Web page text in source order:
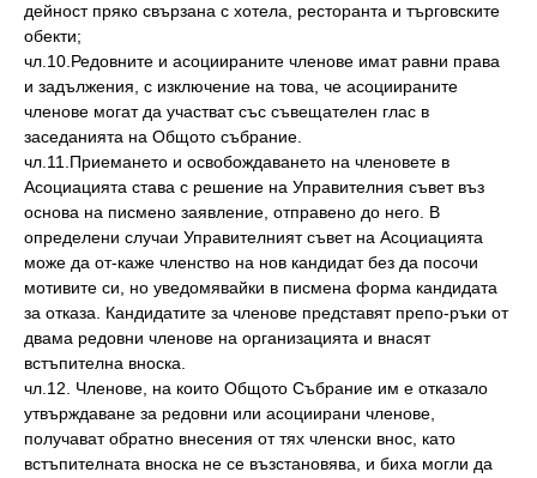
дейност пряко свързана с хотела, ресторанта и търговските
обекти;
чл.10.Редовните и асоциираните членове имат равни права
и задължения, с изключение на това, че асоциираните
членове могат да участват със съвещателен глас в
заседанията на Общото събрание.
чл.11.Приемането и освобождаването на членовете в
Асоциацията става с решение на Управителния съвет въз
основа на писмено заявление, отправено до него. В
определени случаи Управителният съвет на Асоциацията
може да от-каже членство на нов кандидат без да посочи
мотивите си, но уведомявайки в писмена форма кандидата
за отказа. Кандидатите за членове представят препо-ръки от
двама редовни членове на организацията и внасят
встъпителна вноска.
чл.12. Членове, на които Общото Събрание им е отказало
утвърждаване за редовни или асоциирани членове,
получават обратно внесения от тях членски внос, като
встъпителната вноска не се възстановява, и биха могли да